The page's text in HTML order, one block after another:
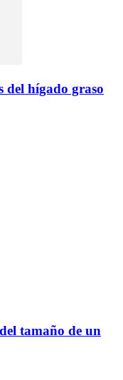
del hígado graso
tamaño de un